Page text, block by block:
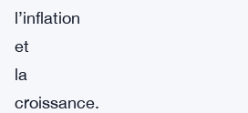
l’inflation
et
la
croissance.